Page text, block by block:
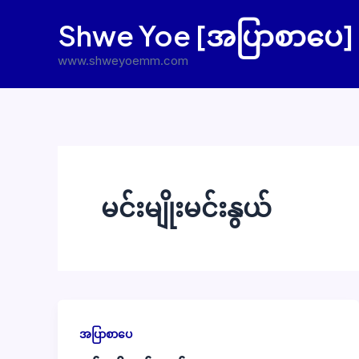
Shwe Yoe [အပြာစာပေ]
www.shweyoemm.com
မင်းမျိုးမင်းနွယ်
အပြာစာပေ